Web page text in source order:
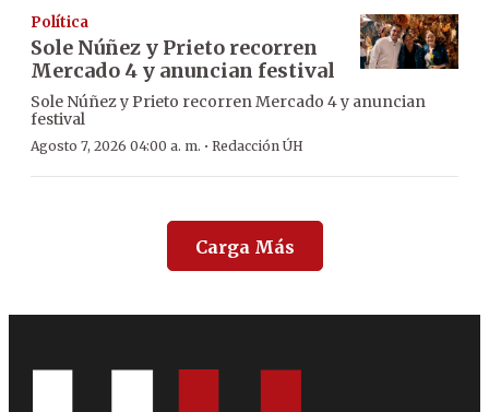
Política
Sole Núñez y Prieto recorren
Mercado 4 y anuncian festival
Sole Núñez y Prieto recorren Mercado 4 y anuncian
festival
Agosto 7, 2026 04:00 a. m. · Redacción ÚH
Carga Más